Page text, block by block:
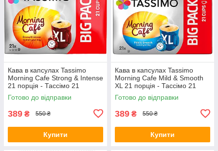
Кава в капсулах Tassimo
Morning Cafe Strong & Intense
21 порція - Тассімо 21
капсула BIG PACK
Готово до відправки
389 ₴ 550 ₴
Купити
Кава в капсулах Tassimo
Morning Cafe Mild & Smooth
XL 21 порція - Тассімо 21
капсула BIG PACK
Готово до відправки
389 ₴ 550 ₴
Купити